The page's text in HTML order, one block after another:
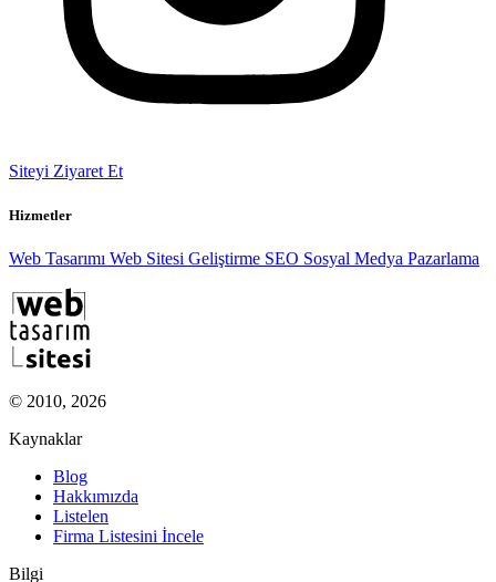
Siteyi Ziyaret Et
Hizmetler
Web Tasarımı Web Sitesi Geliştirme SEO Sosyal Medya Pazarlama
© 2010, 2026
Kaynaklar
Blog
Hakkımızda
Listelen
Firma Listesini İncele
Bilgi